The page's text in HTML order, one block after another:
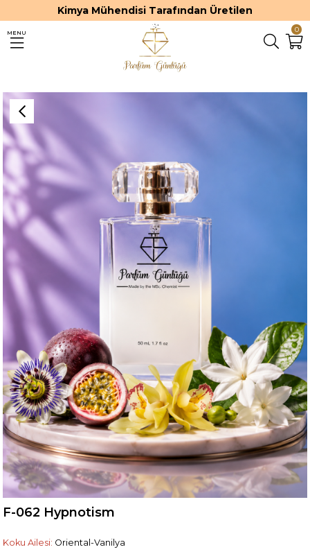
Kimya Mühendisi Tarafından Üretilen
0
MENU
F-062 Hypnotism
Koku Ailesi: Oriental-Vanilya